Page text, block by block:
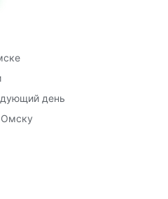
день
Омску